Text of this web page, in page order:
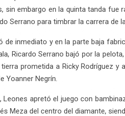
sin embargo en la quinta tanda fue
Serrano para timbrar la carrera de
de inmediato y en la parte baja
Ricardo Serrano bajó por la
prometida a Ricky Rodríguez
Yoanner Negrín.
Leones apretó el juego con
Meza del centro del diamante,